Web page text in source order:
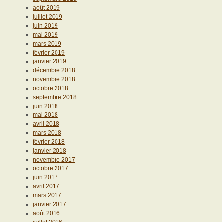
août 2019
juillet 2019
juin 2019
mai 2019
mars 2019
février 2019
janvier 2019
décembre 2018
novembre 2018
octobre 2018
septembre 2018
juin 2018
mai 2018
avril 2018
mars 2018
février 2018
janvier 2018
novembre 2017
octobre 2017
juin 2017
avril 2017
mars 2017
janvier 2017
août 2016